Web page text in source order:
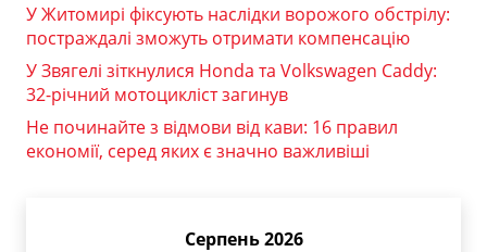
У Житомирі фіксують наслідки ворожого обстрілу:
постраждалі зможуть отримати компенсацію
У Звягелі зіткнулися Honda та Volkswagen Caddy:
32-річний мотоцикліст загинув
Не починайте з відмови від кави: 16 правил
економії, серед яких є значно важливіші
Серпень 2026